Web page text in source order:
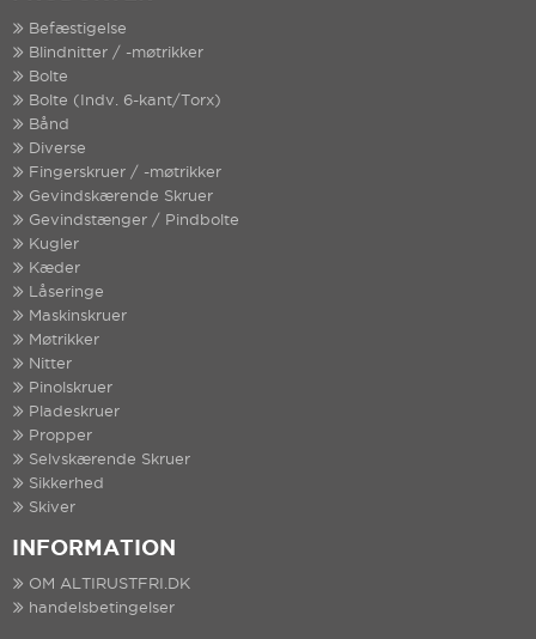
Befæstigelse
Blindnitter / -møtrikker
Bolte
Bolte (Indv. 6-kant/Torx)
Bånd
Diverse
Fingerskruer / -møtrikker
Gevindskærende Skruer
Gevindstænger / Pindbolte
Kugler
Kæder
Låseringe
Maskinskruer
Møtrikker
Nitter
Pinolskruer
Pladeskruer
Propper
Selvskærende Skruer
Sikkerhed
Skiver
INFORMATION
OM ALTIRUSTFRI.DK
handelsbetingelser